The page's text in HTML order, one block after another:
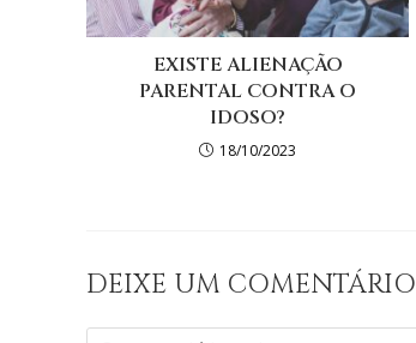
EXISTE ALIENAÇÃO
PARENTAL CONTRA O
IDOSO?
18/10/2023
DEIXE UM COMENTÁRIO